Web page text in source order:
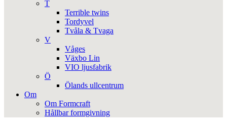
T
Terrible twins
Tordyvel
Tvåla & Tvaga
V
Våges
Växbo Lin
VIO ljusfabrik
Ö
Ölands ullcentrum
Om
Om Formcraft
Hållbar formgivning